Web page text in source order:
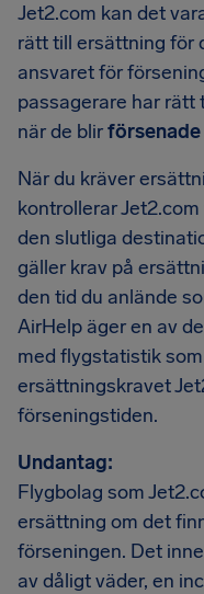
Jet2.com kan det
rätt till ersättning för
ansvaret för
passagerare har rätt
när de blirförsenade
När du kräver
kontrollerar
den slutliga
gäller krav på
den tid du anlände
AirHelp äger en av
med flygstatistik
ersättningskravet
förseningstiden.
Undantag:
Flygbolag som
ersättning om det
förseningen. Det
av dåligt väder, en